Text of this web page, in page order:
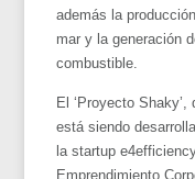
además la
mar y la generación
combustible.
El ‘Proyecto
está siendo
lastartup
Emprendimiento